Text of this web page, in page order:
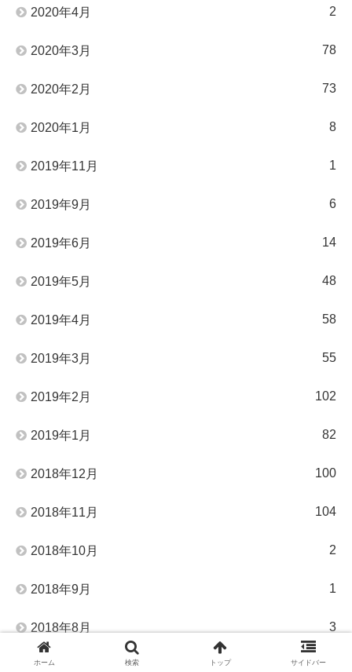
2020年4月 2
2020年3月 78
2020年2月 73
2020年1月 8
2019年11月 1
2019年9月 6
2019年6月 14
2019年5月 48
2019年4月 58
2019年3月 55
2019年2月 102
2019年1月 82
2018年12月 100
2018年11月 104
2018年10月 2
2018年9月 1
2018年8月 3
2018年7月
ホーム 検索 トップ サイドバー